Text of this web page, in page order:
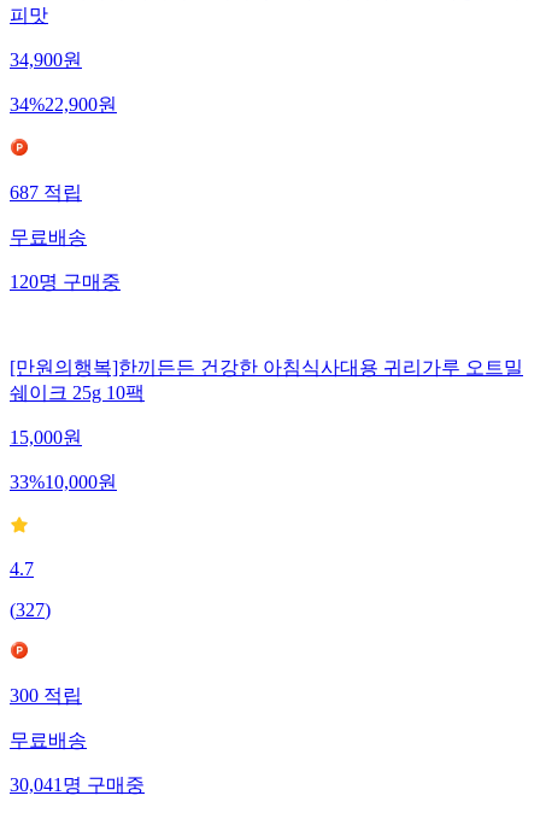
피맛
34,900원
34%22,900원
687적립
무료배송
120명구매중
[만원의행복]한끼든든 건강한 아침식사대용 귀리가루 오트밀
쉐이크 25g 10팩
15,000원
33%10,000원
4.7
(327)
300적립
무료배송
30,041명구매중